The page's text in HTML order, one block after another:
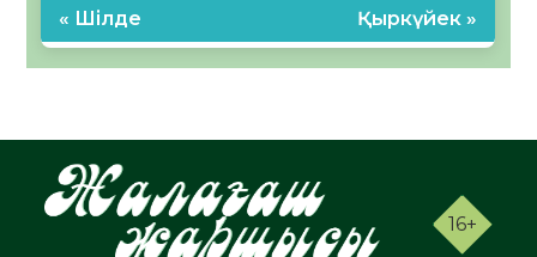
« Шілде Қыркүйек »
16+